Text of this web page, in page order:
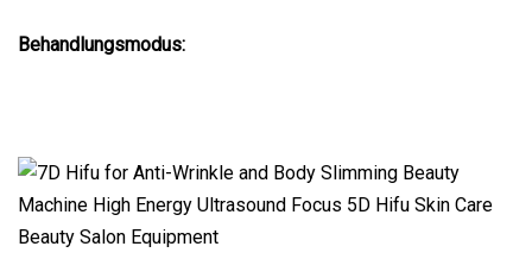
Behandlungsmodus: